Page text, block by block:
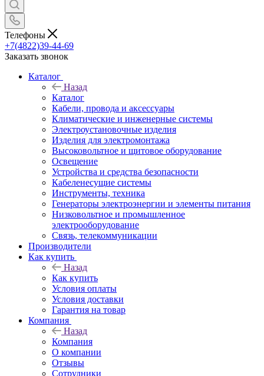
Телефоны
+7(4822)39-44-69
Заказать звонок
Каталог
Назад
Каталог
Кабели, провода и аксессуары
Климатические и инженерные системы
Электроустановочные изделия
Изделия для электромонтажа
Высоковольтное и щитовое оборудование
Освещение
Устройства и средства безопасности
Кабеленесущие системы
Инструменты, техника
Генераторы электроэнергии и элементы питания
Низковольтное и промышленное
электрооборудование
Связь, телекоммуникации
Производители
Как купить
Назад
Как купить
Условия оплаты
Условия доставки
Гарантия на товар
Компания
Назад
Компания
О компании
Отзывы
Сотрудники